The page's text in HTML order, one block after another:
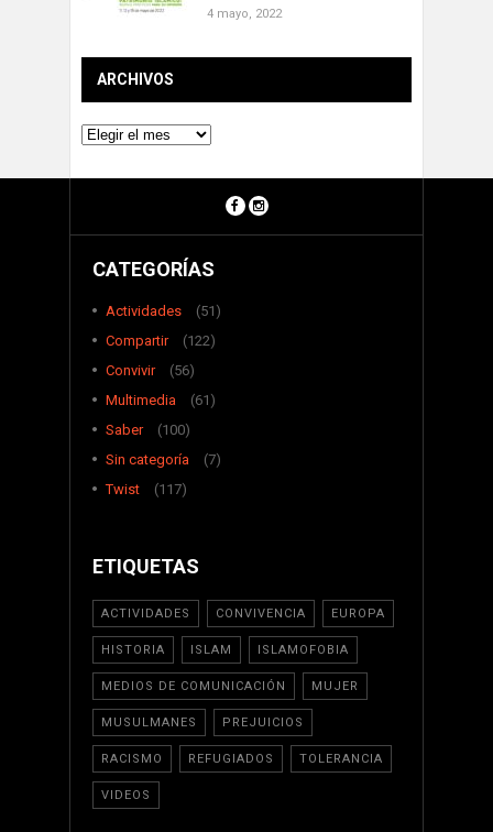
4 mayo, 2022
ARCHIVOS
Archivos
CATEGORÍAS
Actividades
(51)
Compartir
(122)
Convivir
(56)
Multimedia
(61)
Saber
(100)
Sin categoría
(7)
Twist
(117)
ETIQUETAS
ACTIVIDADES CONVIVENCIA EUROPA
HISTORIA ISLAM ISLAMOFOBIA
MEDIOS DE COMUNICACIÓN MUJER
MUSULMANES PREJUICIOS
RACISMO REFUGIADOS TOLERANCIA
VIDEOS